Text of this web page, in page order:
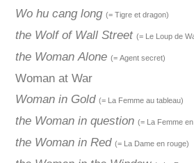
Wo hu cang long (= Tigre et dragon)
the Wolf of Wall Street (= Le Loup de
the Woman Alone (= Agent secret)
Woman at War
Woman in Gold (= La Femme au tableau)
the Woman in question (= La Femme
the Woman in Red (= La Dame en rouge)